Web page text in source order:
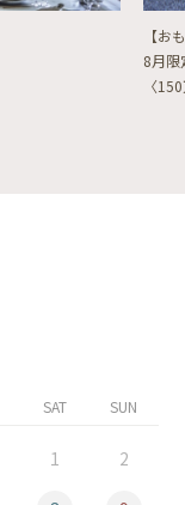
【お
8月限
〈
SAT SUN
1 2